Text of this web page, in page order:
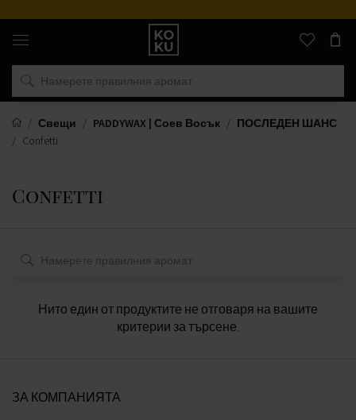
Оригинални
парфюми
часовници
на
място
Свещи
PADDYWAX | Соев Восък
ПОСЛЕДЕН ШАНС
Confetti
Confetti
Нито един от продуктите не отговаря на вашите
критерии за търсене.
ЗА КОМПАНИЯТА